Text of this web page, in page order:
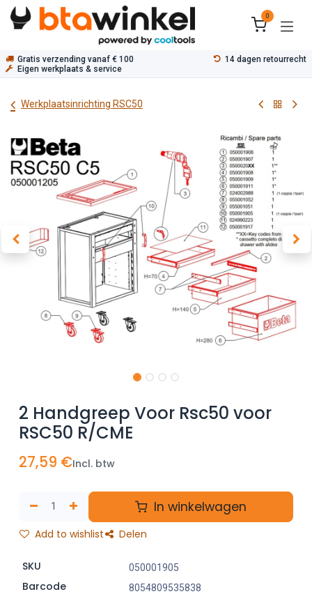
Overslaan naar inhoud
0
Gratis verzending vanaf € 100
14 dagen retourrecht
Eigen werkplaats & service
Werkplaatsinrichting RSC50
2 Handgreep Voor Rsc50 voor
RSC50 R/CME
27,59 €Incl. btw
In winkelwagen
Add to wishlist Delen
SKU 050001905
Barcode
8054809535838